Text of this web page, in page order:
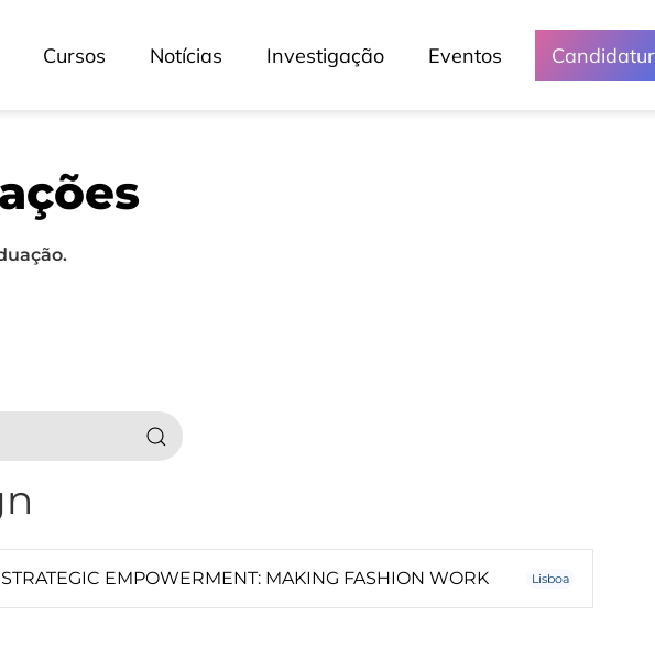
Cursos Notícias Investigação Eventos
EMPOWERMENT: MAKING FASHION WORK Lisboa